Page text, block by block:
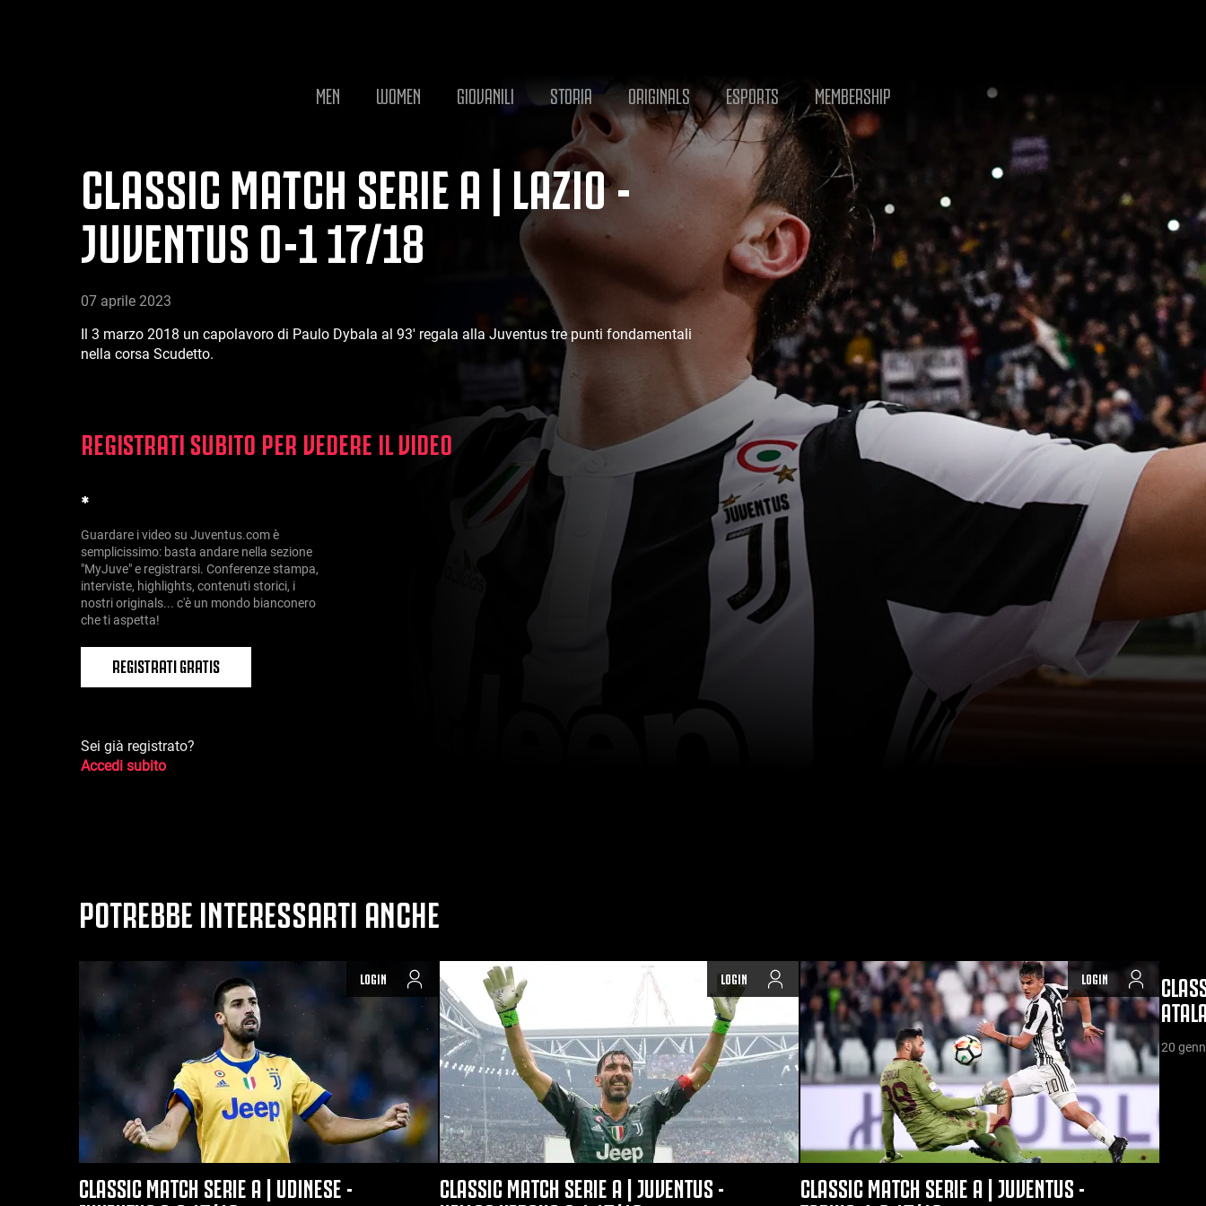
MEN WOMEN GIOVANILI STORIA ORIGINALS ESPORTS MEMBERSHIP
CLASSIC MATCH SERIE A | LAZIO -
JUVENTUS 0-1 17/18
07 aprile 2023
Il 3 marzo 2018 un capolavoro di Paulo Dybala al 93' regala alla Juventus tre punti fondamentali
nella corsa Scudetto.
REGISTRATI SUBITO PER VEDERE IL VIDEO
*
Guardare i video su Juventus.com è
semplicissimo: basta andare nella sezione
"MyJuve" e registrarsi. Conferenze stampa,
interviste, highlights, contenuti storici, i
nostri originals... c'è un mondo bianconero
che ti aspetta!
REGISTRATI GRATIS
Sei già registrato?
Accedi subito
POTREBBE INTERESSARTI ANCHE
LOGIN
CLASSIC MATCH SERIE A | UDINESE -
LOGIN
CLASSIC MATCH SERIE A | JUVENTUS -
LOGIN
CLASSIC MATCH SERIE A | JUVENTUS -
20